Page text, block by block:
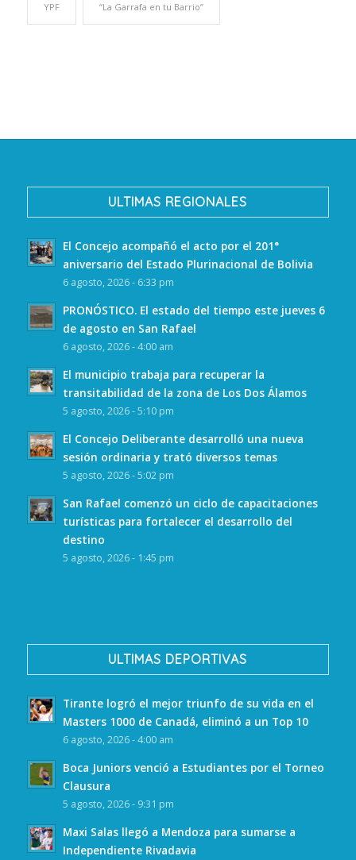
YPF “La Garrafa en tu Barrio”
ULTIMAS REGIONALES
El Concejo acompañó el acto por el 201°
aniversario del Estado Plurinacional de Bolivia
6 agosto, 2026 - 6:33 pm
PRONÓSTICO. El estado del tiempo este jueves 6
de agosto en San Rafael
6 agosto, 2026 - 4:00 am
El municipio trabaja para recuperar la
transitabilidad de la zona de Los Dos Álamos
5 agosto, 2026 - 5:10 pm
El Concejo Deliberante desarrolló una nueva
sesión ordinaria y trató diversos temas
5 agosto, 2026 - 5:02 pm
San Rafael comenzó un ciclo de capacitaciones
turísticas para fortalecer el desarrollo del
destino
5 agosto, 2026 - 1:45 pm
ULTIMAS DEPORTIVAS
Tirante logró el mejor triunfo de su vida en el
Masters 1000 de Canadá, eliminó a un Top 10
6 agosto, 2026 - 4:00 am
Boca Juniors venció a Estudiantes por el Torneo
Clausura
5 agosto, 2026 - 9:31 pm
Maxi Salas llegó a Mendoza para sumarse a
Independiente Rivadavia